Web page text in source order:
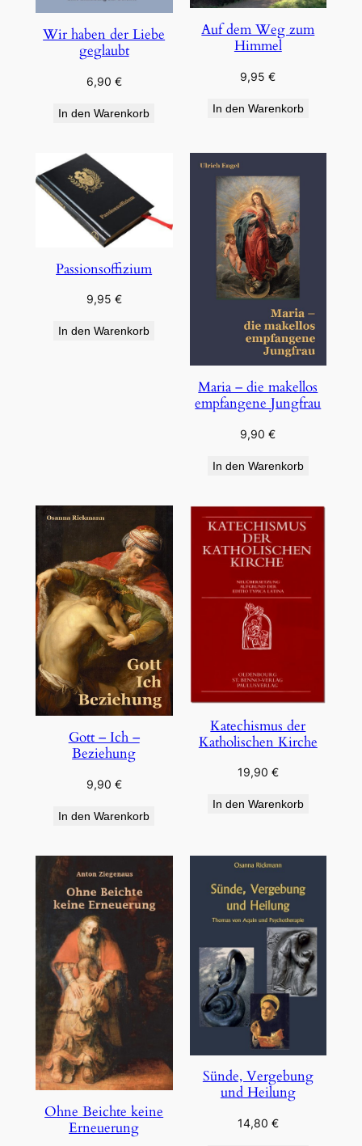
Wir haben der Liebe
geglaubt
6,90 €
In den Warenkorb
Auf dem Weg zum
Himmel
9,95€
In den Warenkorb
Passionsoffizium
9,95 €
In den Warenkorb
Maria – die makellos
empfangene Jungfrau
9,90€
In den Warenkorb
Gott – Ich –
Beziehung
9,90 €
In den Warenkorb
Katechismus der
Katholischen Kirche
19,90 €
In den Warenkorb
Ohne Beichte keine
Erneuerung
Sünde, Vergebung
und Heilung
14,80 €